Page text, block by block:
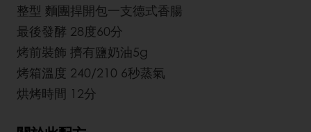
整型 麵團捍開包一支德式香腸
最後發酵 28度60分
烤前裝飾 擠有鹽奶油5g
烤箱溫度 240/210 6秒蒸氣
烘烤時間 12分